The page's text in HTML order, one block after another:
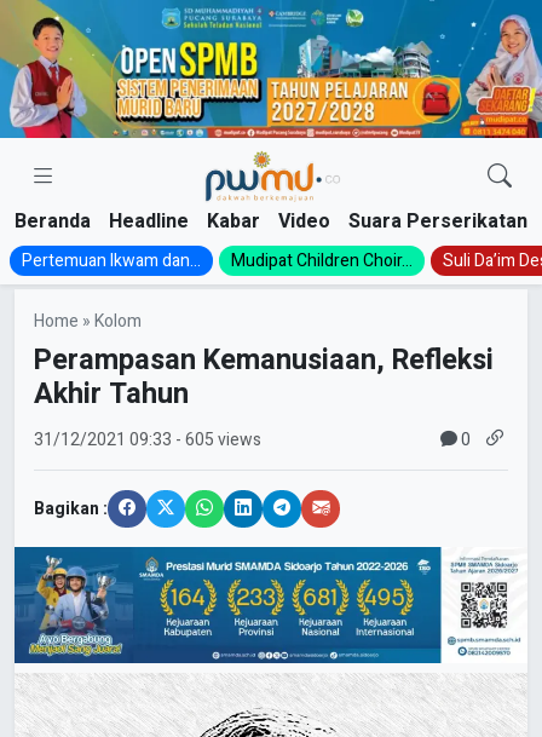
Skip
content
Beranda Headline Kabar Video Suara Perserikatan
Pertemuan Ikwam dan... Mudipat Children Choir... Suli Da’im
Home »Kolom
Perampasan Kemanusiaan, Refleksi
Akhir Tahun
31/12/2021 09:33 - 605 views 0
Bagikan :